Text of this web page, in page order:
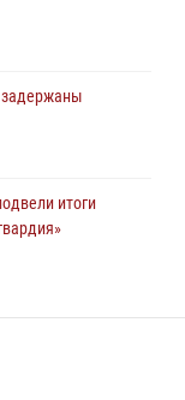
задержаны
итоги